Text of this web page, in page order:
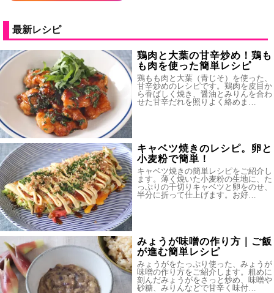
最新レシピ
鶏肉と大葉の甘辛炒め！鶏も
も肉を使った簡単レシピ
鶏もも肉と大葉（青じそ）を使った、
甘辛炒めのレシピです。鶏肉を皮目か
ら香ばしく焼き、醤油とみりんを合わ
せた甘辛だれを照りよく絡めま…
キャベツ焼きのレシピ。卵と
小麦粉で簡単！
キャベツ焼きの簡単レシピをご紹介し
ます。薄く焼いた小麦粉の生地に、た
っぷりの千切りキャベツと卵をのせ、
半分に折って仕上げます。お好…
みょうが味噌の作り方｜ご飯
が進む簡単レシピ
みょうがをたっぷり使った、みょうが
味噌の作り方をご紹介します。粗めに
刻んだみょうがをさっと炒め、味噌や
砂糖、みりんなどで甘辛く味付…